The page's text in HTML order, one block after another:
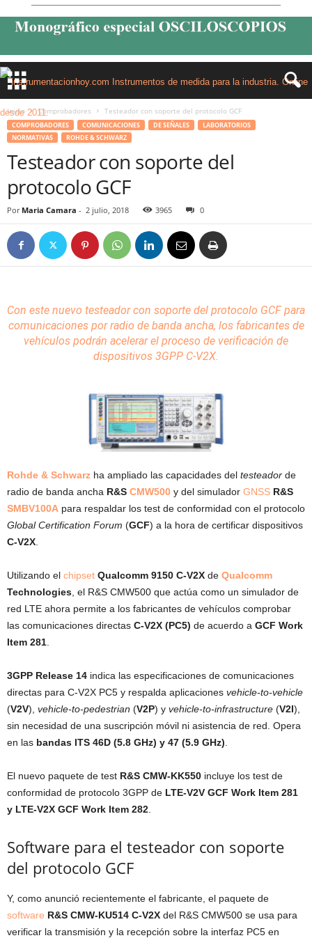
Inicio Comprobadores Testeador con soporte del protocolo GCF
COMPROBADORES COMUNICACIONES DE SEÑALES
LABORATORIOS
NORMATIVAS
ROHDE & SCHWARZ
Testeador con soporte del
protocolo GCF
Por Maria Camara - 2 julio, 2018 3965 0
Con este nuevo testeador con soporte del protocolo GCF para
comunicacionesporradio de banda ancha, los fabricantes de
vehículos podrán acelerar el proceso de verificación de
dispositivos 3GPP C-V2X.
Rohde & Schwarz ha ampliado las capacidades del testeador de
radio de banda ancha R&S CMW500 y del simulador GNSS R&S
SMBV100A para respaldar los test de conformidad con el protocolo
Global Certification Forum (GCF) a la hora de certificar dispositivos
C-V2X
Utilizando el chipset Qualcomm 9150 C-V2X de Qualcomm
Technologies , el R&S CMW500 que actúa como un simulador de
red LTE ahora permite a los fabricantes de vehículos comprobar
las comunicaciones directas C-V2X (PC5) de acuerdo a GCF Work
Item 281
3GPP Release 14 indica las especificaciones de comunicaciones
directas para C-V2X PC5 y respalda aplicaciones vehicle-to-vehicle
(V2V), vehicle-to-pedestrian (V2P) y vehicle-to-infrastructure (V2I),
sin necesidad de una suscripción móvil ni asistencia de red. Opera
en las bandas ITS 46D (5.8 GHz) y 47 (5.9 GHz)
El nuevo paquete de test R&S CMW-KK550 incluye los test de
conformidad de protocolo 3GPP de LTE-V2V GCF Work Item 281
y LTE-V2X GCF Work Item 282
Software para el testeador con soporte
del protocolo GCF
Y, como anunció recientemente el fabricante, el paquete de
software R&S CMW-KU514 C-V2X del R&S CMW500 se usa para
verificar la transmisión y la recepción sobre la interfaz PC5 en